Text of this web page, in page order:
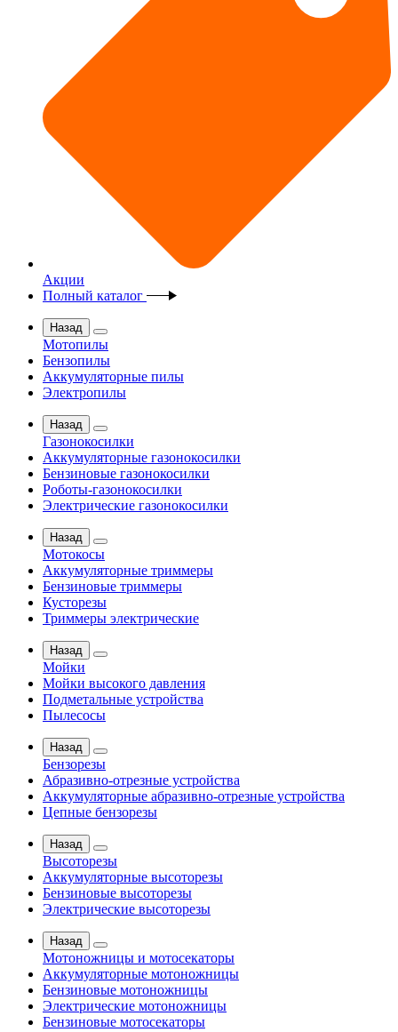
Акции
Полный каталог
Назад
Мотопилы
Бензопилы
Аккумуляторные пилы
Электропилы
Назад
Газонокосилки
Аккумуляторные газонокосилки
Бензиновые газонокосилки
Роботы-газонокосилки
Электрические газонокосилки
Назад
Мотокосы
Аккумуляторные триммеры
Бензиновые триммеры
Кусторезы
Триммеры электрические
Назад
Мойки
Мойки высокого давления
Подметальные устройства
Пылесосы
Назад
Бензорезы
Абразивно-отрезные устройства
Аккумуляторные абразивно-отрезные устройства
Цепные бензорезы
Назад
Высоторезы
Аккумуляторные высоторезы
Бензиновые высоторезы
Электрические высоторезы
Назад
Мотоножницы и мотосекаторы
Аккумуляторные мотоножницы
Бензиновые мотоножницы
Электрические мотоножницы
Бензиновые мотосекаторы